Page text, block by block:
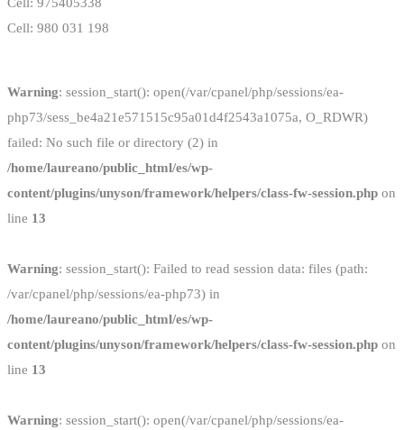
Cell: 980 031 198
Warning: session_start(): open(/var/cpanel/php/sessions/ea-
php73/sess_be4a21e571515c95a01d4f2543a1075a, O_RDWR)
failed: No such file or directory (2) in
/home/laureano/public_html/es/wp-
content/plugins/unyson/framework/helpers/class-fw-session.php on
line 13
Warning: session_start(): Failed to read session data: files (path:
/var/cpanel/php/sessions/ea-php73) in
/home/laureano/public_html/es/wp-
content/plugins/unyson/framework/helpers/class-fw-session.php on
line 13
Warning: session_start(): open(/var/cpanel/php/sessions/ea-